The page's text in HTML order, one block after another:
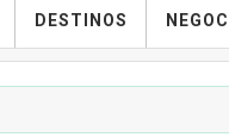
DESTINOS